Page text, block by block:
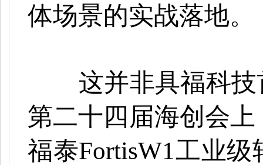
体场景的实战落地。
这并非具福科技
第二十四届海创会
福泰FortisW1工业